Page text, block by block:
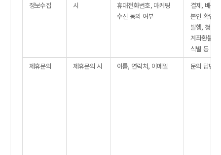
정보수집
시
휴대전화번호, 마케팅
수신 동의 여부
결제, 배송,
본인 확인,
발행, 청약
계좌환불,
식별 등
제휴문의
제휴문의 시 이름, 연락처, 이메일 문의 답변